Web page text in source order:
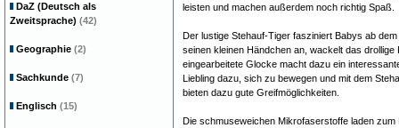
leisten und machen außerdem noch richtig Spaß.
Der lustige Stehauf-Tiger fasziniert Babys ab
seinen kleinen Händchen an, wackelt das
eingearbeitete Glocke macht dazu ein
Liebling dazu, sich zu bewegen und mit dem
bieten dazu gute Greifmöglichkeiten.
Die schmuseweichen Mikrofaserstoffe laden
DaZ (Deutsch als
Zweitsprache) (42)
Geographie (2)
Sachkunde (7)
Englisch (15)